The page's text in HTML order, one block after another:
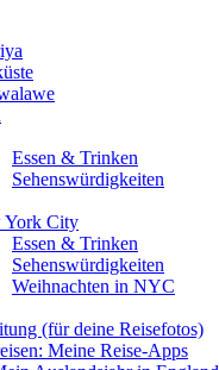
Essen & Trinken
Sehenswürdigkeiten
York City
Essen & Trinken
Sehenswürdigkeiten
Weihnachten in NYC
(für deine Reisefotos)
Meine Reise-Apps